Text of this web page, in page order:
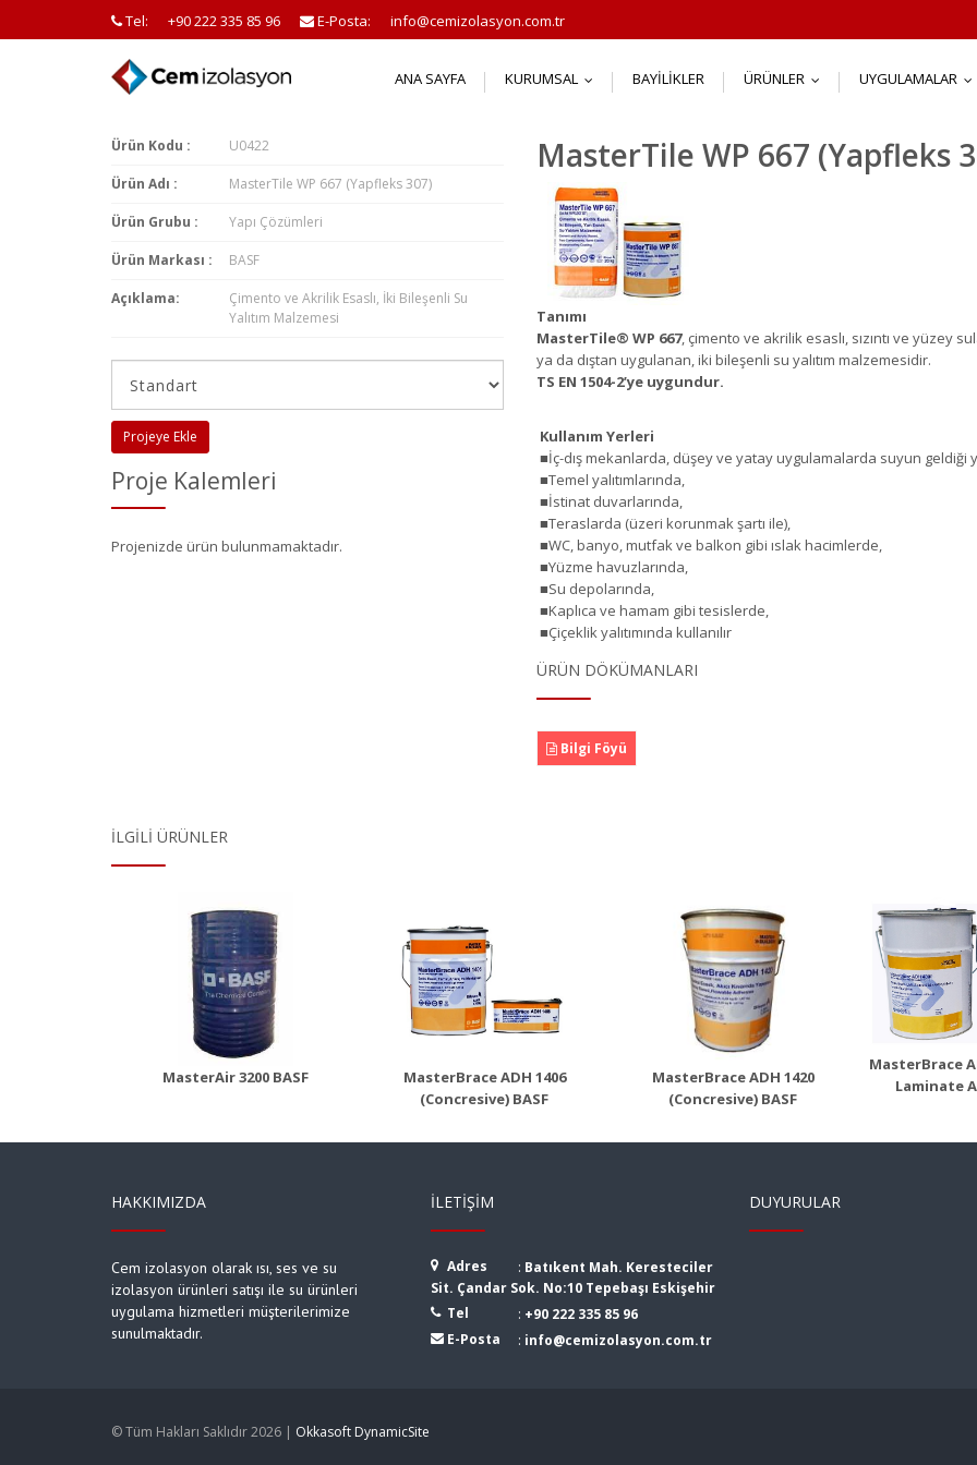
Tel: +90 222 335 85 96 E-Posta: info@cemizolasyon.com.tr
ANA SAYFA KURUMSAL BAYILIKLER ÜRÜNLER UYGULAMALAR
Ürün Kodu : U0422
Ürün Adı : MasterTile WP 667 (Yapfleks 307)
Ürün Grubu : Yapı Çözümleri
Ürün Markası : BASF
Açıklama:
Çimento ve Akrilik Esaslı, İki Bileşenli Su
Yalıtım Malzemesi
Projeye Ekle
Proje Kalemleri
Projenizde ürün bulunmamaktadır.
MasterTile WP 667 (Yapfleks
Tanımı
MasterTile® WP 667, çimento ve akrilik esaslı, sızıntı ve yüzey
ya da dıştan uygulanan, iki bileşenli su yalıtım malzemesidir.
TS EN 1504-2’ye uygundur.
Kullanım Yerleri
■İç-dış mekanlarda, düşey ve yatay uygulamalarda suyun geldiği
■Temel yalıtımlarında,
■İstinat duvarlarında,
■Teraslarda (üzeri korunmak şartı ile),
■WC, banyo, mutfak ve balkon gibi ıslak hacimlerde,
■Yüzme havuzlarında,
■Su depolarında,
■Kaplıca ve hamam gibi tesislerde,
■Çiçeklik yalıtımında kullanılır
ÜRÜN DÖKÜMANLARI
Bilgi Föyü
İLGILI ÜRÜNLER
MasterAir 3200 BASF
MasterBrace ADH 1406
(Concresive) BASF
MasterBrace ADH
1406 (Concresive)
Ürün Detayı
MasterBrace ADH 1420
(Concresive) BASF
MasterBrace ADH
1420 (Concresive)
Ürün Detayı
MasterBrace
Laminate
MasterBrace ADH
4000 (Mbrace
Laminate Adesivo)
Ürün Detayı
HAKKIMIZDA
Cem izolasyon olarak ısı, ses ve su
izolasyon ürünleri satışı ile su ürünleri
uygulama hizmetleri müşterilerimize
sunulmaktadır.
İLETIŞIM
Adres : Batıkent Mah. Keresteciler
Sit. Çandar Sok. No:10 Tepebaşı Eskişehir
Tel
: +90 222 335 85 96
E-Posta
: info@cemizolasyon.com.tr
DUYURULAR
© Tüm Hakları Saklıdır 2026 | Okkasoft DynamicSite